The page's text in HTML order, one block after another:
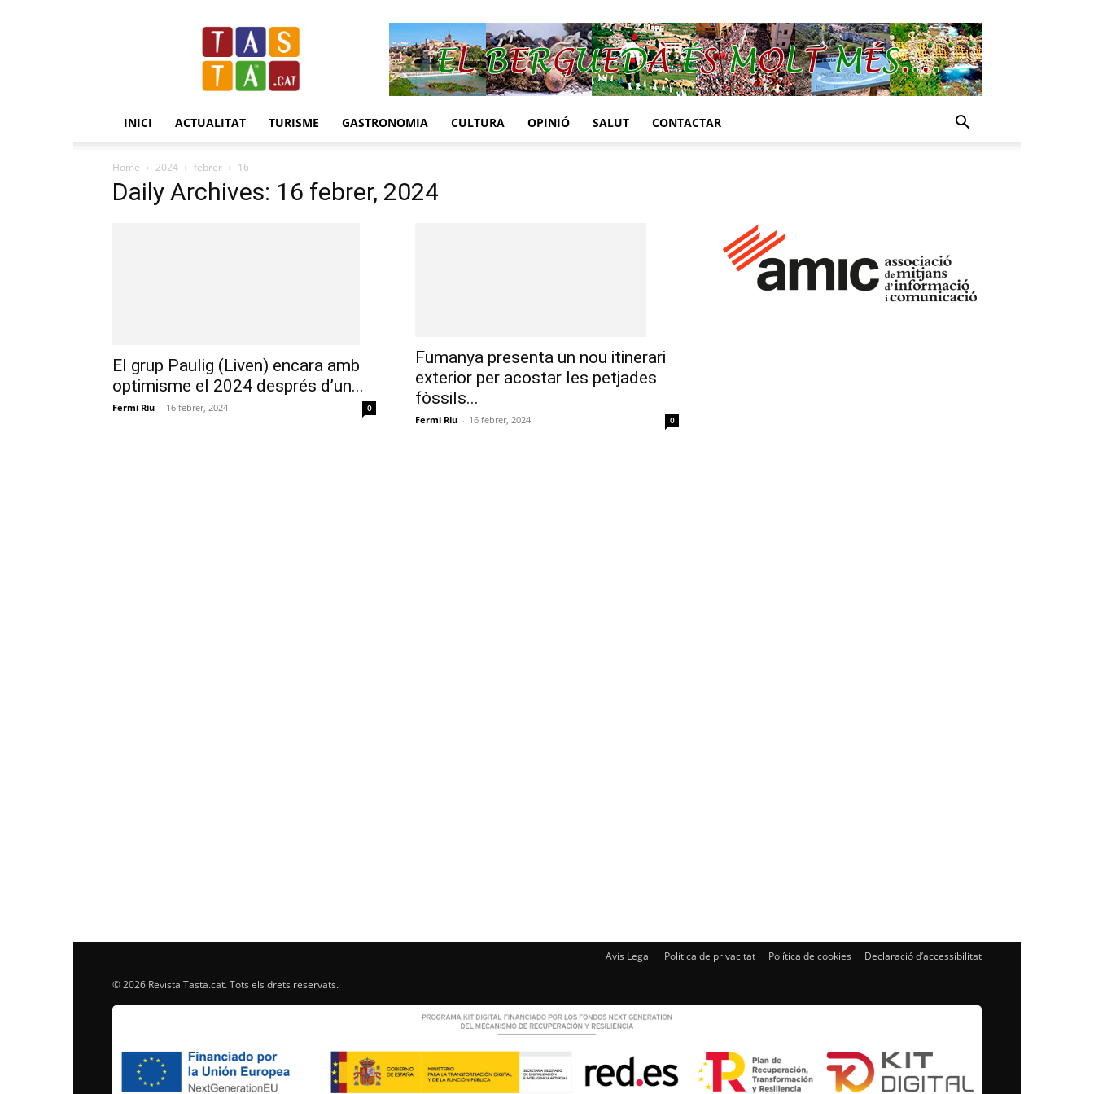
Revista
Tasta.cat
INICI ACTUALITAT TURISME GASTRONOMIA CULTURA OPINIÓ SALUT CONTACTAR
Home 2024 febrer 16
Daily Archives: 16 febrer, 2024
El grup Paulig (Liven) encara amb
optimisme el 2024 després d’un...
Fermi Riu - 16 febrer, 2024 0
Fumanya presenta un nou itinerari
exterior per acostar les petjades
fòssils...
Fermi Riu - 16 febrer, 2024 0
Avís Legal Política de privacitat Política de cookies Declaració d’accessibilitat
© 2026 Revista Tasta.cat. Tots els drets reservats.